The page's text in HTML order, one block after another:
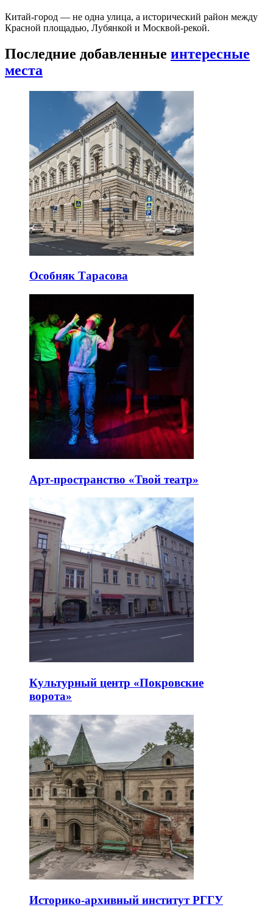
Китай-город — не одна улица, а исторический район между
Красной площадью, Лубянкой и Москвой-рекой.
Последние добавленные интересные
места
Особняк Тарасова
Арт-пространство «Твой театр»
Культурный центр «Покровские
ворота»
Историко-архивный институт РГГУ